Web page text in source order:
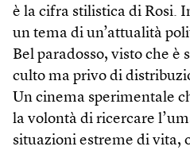
è la cifra stilistica di Rosi.
un tema di un’attualità
Bel paradosso, visto che è
culto ma privo di
Un cinema sperimentale
la volontà di ricercare
situazioni estreme di vita,